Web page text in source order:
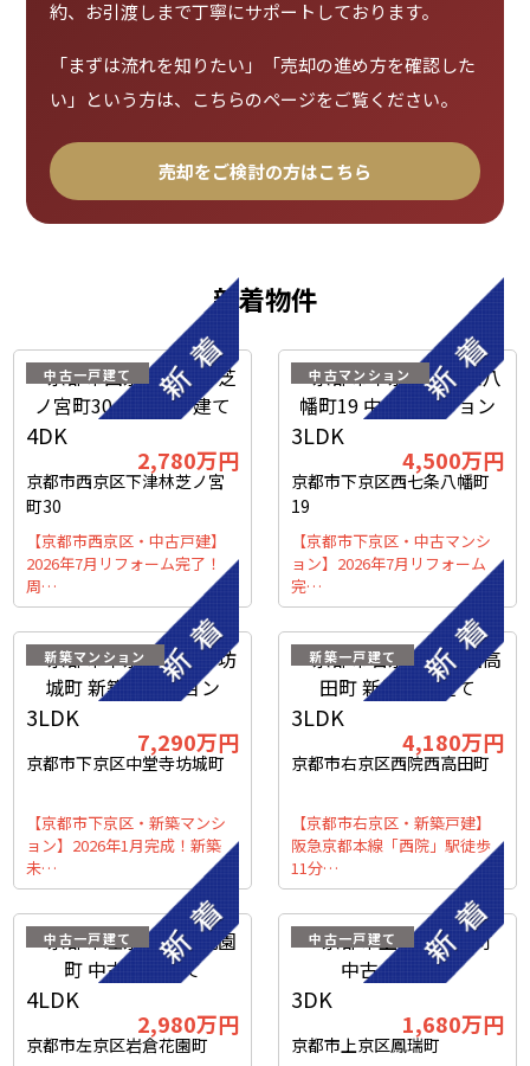
約、お引渡しまで丁寧にサポートしております。
「まずは流れを知りたい」「売却の進め方を確認した
い」という方は、こちらのページをご覧ください。
売却をご検討の方はこちら
新着物件
中古一戸建て
4DK
2,780万円
京都市西京区下津林芝ノ宮
町30
【京都市西京区・中古戸建】
2026年7月リフォーム完了！
周…
中古マンション
3LDK
4,500万円
京都市下京区西七条八幡町
19
【京都市下京区・中古マンシ
ョン】2026年7月リフォーム
完…
新築マンション
3LDK
7,290万円
京都市下京区中堂寺坊城町
【京都市下京区・新築マンシ
ョン】2026年1月完成！新築
未…
新築一戸建て
3LDK
4,180万円
京都市右京区西院西高田町
【京都市右京区・新築戸建】
阪急京都本線「西院」駅徒歩
11分…
中古一戸建て
4LDK
2,980万円
京都市左京区岩倉花園町
中古一戸建て
3DK
1,680万円
京都市上京区鳳瑞町